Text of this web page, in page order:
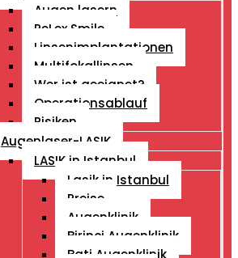
Augen lasern
ReLex Smile
Linsenimplantationen
Multifokallinsen
Wer ist geeignet?
Operationsablauf
Risiken
Augenlaser-LASIK
LASIK in Istanbul
Lasik in Istanbul
Preise
Augenklinik
Birinci Augenklinik
Bati Augenklinik